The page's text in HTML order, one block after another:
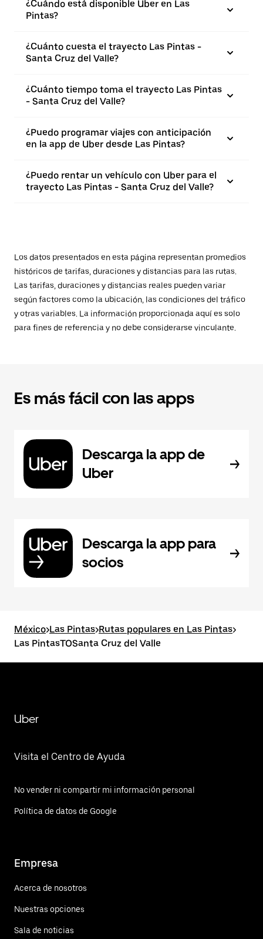
¿Cuándo está disponible Uber en Las
Pintas?
¿Cuánto cuesta el trayecto Las Pintas -
Santa Cruz del Valle?
¿Cuánto tiempo toma el trayecto Las Pintas
- Santa Cruz del Valle?
¿Puedo programar viajes con anticipación
en la app de Uber desde Las Pintas?
¿Puedo rentar un vehículo con Uber para el
trayecto Las Pintas - Santa Cruz del Valle?
Los datos presentados en esta página representan promedios
históricos de tarifas, duraciones y distancias para las rutas.
Las tarifas, duraciones y distancias reales pueden variar
según factores como la ubicación, las condiciones del tráfico
y otras variables. La información proporcionada aquí es solo
para fines de referencia y no debe considerarse vinculante.
Es más fácil con las apps
Descarga la app de
Uber
Descarga la app para
socios
México>Las Pintas>Rutas populares en Las Pintas>
Las PintasTOSanta Cruz del Valle
Uber
Visita el Centro de Ayuda
No vender ni compartir mi información personal
Política de datos de Google
Empresa
Acerca de nosotros
Nuestras opciones
Sala de noticias